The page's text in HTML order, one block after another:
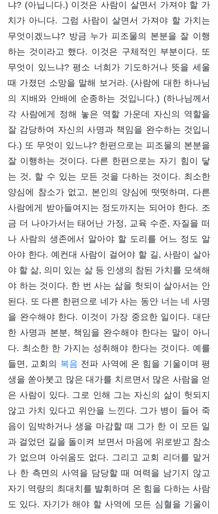
냐? (아닙니다.) 이것은 사람이 살면서 가져야 할 가
치가 아니다. 그럼 사람이 살면서 가져야 할 가치는
무엇이겠느냐? 방금 누가 피조물의 본분을 잘 이행
하는 것이라고 했다. 이것은 구체적인 부분이다. 또
무엇이 있느냐? 평소 너희가 기도하거나 뜻을 세울
때 가졌던 소망을 말해 보거라. (사람에 대한 하나님
의 지배와 안배에 순종하는 것입니다.) (하나님께서
각 사람에게 정해 놓은 역할 가운데 자신의 역할을
잘 감당하여 자신의 사명과 책임을 완수하는 것입니
다.) 또 무엇이 있느냐? 한편으로는 피조물의 본분을
잘 이행하는 것이다. 다른 한편으로는 자기 힘이 닿
는 것, 할 수 있는 모든 것을 다하는 것이다. 최소한
양심에 참소가 없고, 본인의 양심에 떳떳하며, 다른
사람에게 받아들여지는 정도까지는 되어야 한다. 조
금 더 나아가서는 태어난 가정, 교육 수준, 자질을 떠
나 사람의 생존에서 알아야 할 도리를 어느 정도 알
아야 한다. 예컨대 사람이 걸어야 할 길, 사람이 살아
야 할 삶, 의미 있는 삶 등 인생의 참된 가치를 모색해
야 하는 것이다. 한 번 사는 삶을 헛되이 살아서는 안
된다. 또 다른 한편으로 네가 사는 동안 너는 네 사명
을 완수해야 한다. 이것이 가장 중요한 일이다. 대단
한 사명과 본분, 책임을 완수해야 한다는 말이 아니
다. 최소한 한 가지는 성취해야 한다는 것이다. 예를
들면, 교회의 복음 전파 사역에 온 힘을 기울이며 평
생을 쏟아붓고 많은 대가를 치르면서 많은 사람을 얻
은 사람이 있다. 그로 인해 그는 자신의 삶이 헛되지
않고 가치 있다고 위안을 느낀다. 그가 병이 들어 죽
음이 임박하거나 생을 마감할 때 그가 한 이 모든 일
과 걸었던 길을 돌이켜 보면서 마음에 위로받고 참소
가 없으며 아쉬움도 없다. 그리고 교회 리더를 맡거
나 한 측면의 사역을 담당할 때 여력을 남기지 않고
자기 역량의 최대치를 발휘하며 온 힘을 다하는 사람
도 있다. 자기가 해야 할 사역에 모든 심혈을 기울이